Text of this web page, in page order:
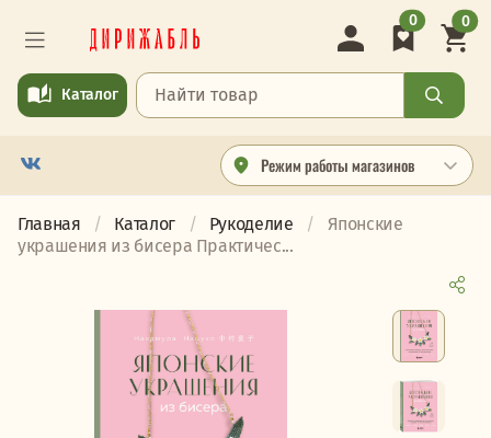
Режим работы магазинов
Каталог
0 0
Главная Каталог Рукоделие
Японские
украшения из бисера Практичес...